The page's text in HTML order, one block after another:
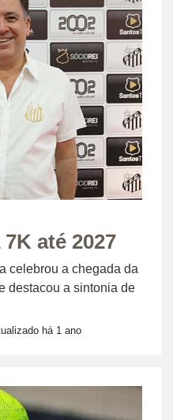
até 2027
celebrou a chegada da
destacou a sintonia de
há 1 ano